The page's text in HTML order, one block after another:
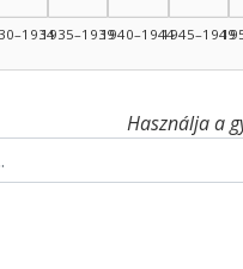
1935–19391940–19441945–1949
Használja a